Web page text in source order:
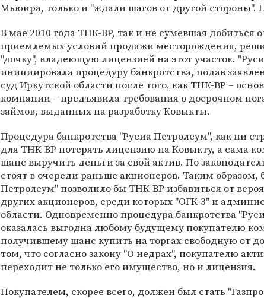
Мьюира, только и "ждали шагов от другой стороны".
В мае 2010 года ТНК-ВР, так и не сумевшая добиться
приемлемых условий продажи месторождения,
"дочку", владеющую лицензией на этот участок.
инициировала процедуру банкротства, подав
суд Иркутской области после того, как ТНК-ВР –
компании – предъявила требования о досрочном
займов, выданных на разработку Ковыкты.
Процедура банкротства "Русиа Петролеум", как ни
для ТНК-ВР потерять лицензию на Ковыкту, а сама
шанс выручить деньги за свой актив. По
стоят в очереди раньше акционеров. Таким образом,
Петролеум" позволило бы ТНК-ВР избавиться от
других акционеров, среди которых "ОГК-3" и
области. Одновременно процедура банкротства
оказалась выгодна любому будущему покупателю
получившему шанс купить на торгах свободную от
том, что согласно закону "О недрах", покупателю
переходит не только его имущество, но и лицензия.
Покупателем, скорее всего, должен был стать